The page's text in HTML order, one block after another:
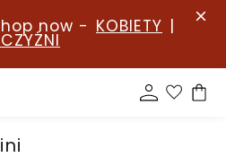
now - KOBIETY |